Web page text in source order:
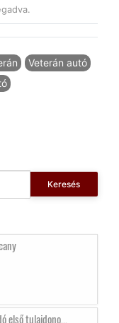
Veterán autó
Keresés
első tulajdono...